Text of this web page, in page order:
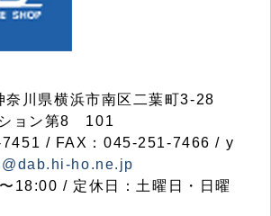
川県横浜市南区二葉町3-28
ョン第8 101
/ FAX：045-251-7466 / y
ho.ne.jp
18:00 / 定休日：土曜日・日曜